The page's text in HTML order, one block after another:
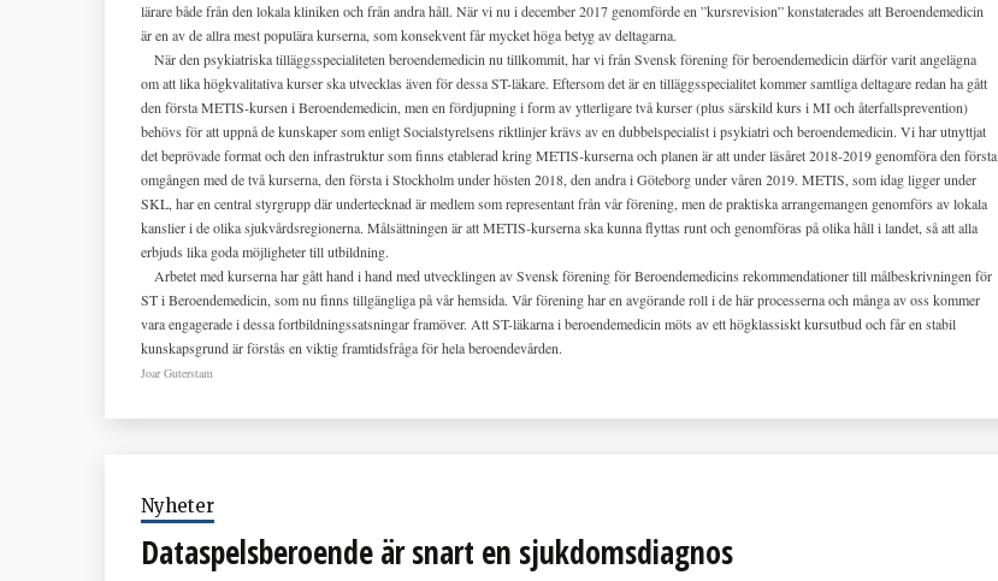
lärare både från den lokala kliniken och från andra håll. När vi nu i december 2017 genomförde en ”kursrevision” konstaterades att Beroendemedicin
är en av de allra mest populära kurserna, som konsekvent får mycket höga betyg av deltagarna.
När den psykiatriska tilläggsspecialiteten beroendemedicin nu tillkommit, har vi från Svensk förening för beroendemedicin därför varit angelägna
om att lika högkvalitativa kurser ska utvecklas även för dessa ST-läkare. Eftersom det är en tilläggsspecialitet kommer samtliga deltagare redan ha gått
den första METIS-kursen i Beroendemedicin, men en fördjupning i form av ytterligare två kurser (plus särskild kurs i MI och återfallsprevention)
behövs för att uppnå de kunskaper som enligt Socialstyrelsens riktlinjer krävs av en dubbelspecialist i psykiatri och beroendemedicin. Vi har utnyttjat
det beprövade format och den infrastruktur som finns etablerad kring METIS-kurserna och planen är att under läsåret 2018-2019 genomföra den första
omgången med de två kurserna, den första i Stockholm under hösten 2018, den andra i Göteborg under våren 2019. METIS, som idag ligger under
SKL, har en central styrgrupp där undertecknad är medlem som representant från vår förening, men de praktiska arrangemangen genomförs av lokala
kanslier i de olika sjukvårdsregionerna. Målsättningen är att METIS-kurserna ska kunna flyttas runt och genomföras på olika håll i landet, så att alla
erbjuds lika goda möjligheter till utbildning.
Arbetet med kurserna har gått hand i hand med utvecklingen av Svensk förening för Beroendemedicins rekommendationer till målbeskrivningen för
ST i Beroendemedicin, som nu finns tillgängliga på vår hemsida. Vår förening har en avgörande roll i de här processerna och många av oss kommer
vara engagerade i dessa fortbildningssatsningar framöver. Att ST-läkarna i beroendemedicin möts av ett högklassiskt kursutbud och får en stabil
kunskapsgrund är förstås en viktig framtidsfråga för hela beroendevården.
Joar Guterstam
Nyheter
Dataspelsberoende är snart en sjukdomsdiagnos